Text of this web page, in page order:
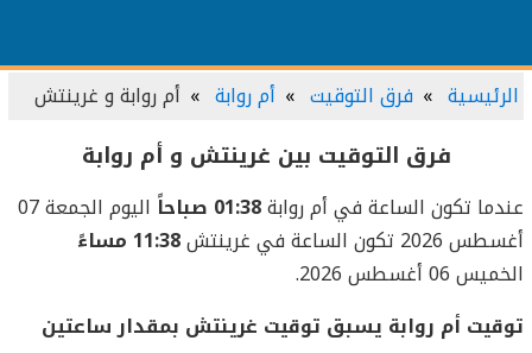
الرئيسية فرق التوقيت أم روابة أم روابة و غرينتش
فرق التوقيت بين غرينتش و أم روابة
عندما تكون الساعة في أم روابة01:38 صباحاً
اليوم الجمعة 07
أغسطس 2026 تكون الساعة في غرينتش
11:38 مساءً
الخميس 06 أغسطس 2026.
توقيت أم روابة يسبق توقيت غرينتش بمقدار ساعتين